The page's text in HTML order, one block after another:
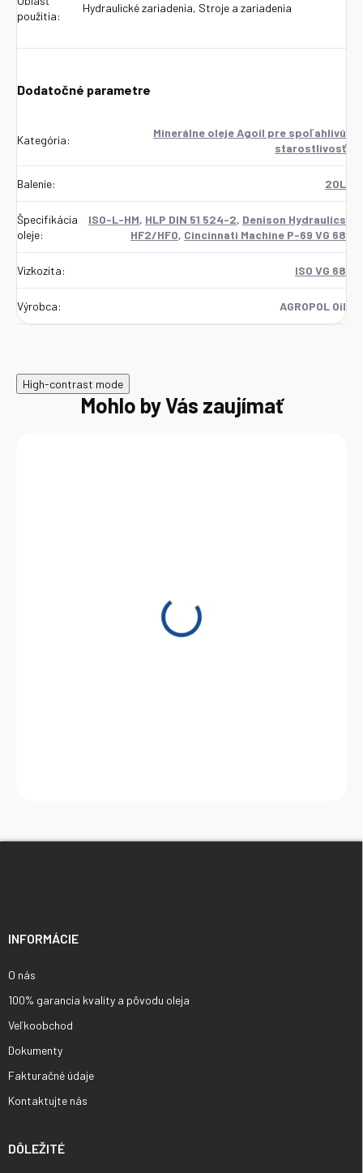
použitia:
Hydraulické zariadenia, Stroje a zariadenia
Dodatočné parametre
Kategória:
Minerálne oleje Agoil pre spoľahlivú
starostlivosť
Balenie: 20L
Špecifikácia
oleje:
ISO-L-HM, HLP DIN 51 524-2, Denison Hydraulics
HF2/HF0, Cincinnati Machine P-69 VG 68
Vizkozita: ISO VG 68
Výrobca: AGROPOL Oil
High-contrast mode
Mohlo by Vás zaujímať
INFORMÁCIE
O nás
100% garancia kvality a pôvodu oleja
Veľkoobchod
Dokumenty
Fakturačné údaje
Kontaktujte nás
DÔLEŽITÉ